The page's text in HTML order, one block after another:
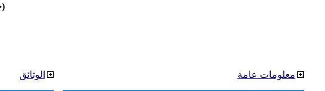
الوثائق معلومات عامة